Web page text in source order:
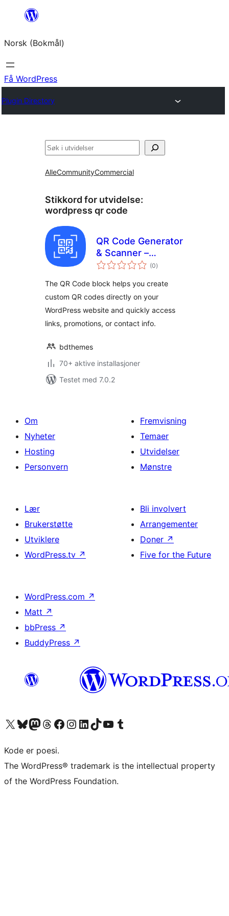
Hopp
innhold
Norsk (Bokmål)
Få WordPress
Plugin Directory
Søk
AlleCommunityCommercial
Stikkord for utvidelse:
wordpress qr code
QR Code Generator
& Scanner –
Dynamic QR Codes
(0totale
vurderinger
)
The QR Code block helps you create
custom QR codes directly on your
WordPress website and quickly access
links, promotions, or contact info.
bdthemes
70+ aktive installasjoner
Testet med 7.0.2
Om
Nyheter
Hosting
Personvern
Fremvisning
Temaer
Utvidelser
Mønstre
Lær
Brukerstøtte
Utviklere
WordPress.tv ↗
Bli involvert
Arrangementer
Doner ↗
Five for the Future
WordPress.com ↗
Matt ↗
bbPress ↗
BuddyPress ↗
Besøk vår konto på X Visit our Bluesky account
Besøk vår Mastodon-konto
Visit our Threads account
Besøk vår Facebook-sideBesøk vår Instagram-konto
Besøk vår LinkedIn-konto
Visit our TikTok account
Visit our YouTube channel
Visit our Tumblr account
Kode er poesi.
The WordPress® trademark is the intellectual property
of the WordPress Foundation.